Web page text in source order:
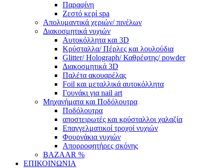
Παραφίνη
Ζεστό κερί spa
Απολυμαντικά χεριών/ πινέλων
Διακοσμητικά νυχιών
Αυτοκόλλητα και 3D
Κρύσταλλα/ Πέρλες και λουλούδια
Glitter/ Holograph/ Καθρέφτης/ powder
Διακοσμητικά 3D
Παλέτα ακουαρέλας
Foil και μεταλλικά αυτοκόλλητα
Γουνάκι για nail art
Μηχανήματα και Ποδόλουτρα
Ποδόλουτρα
αποστειρωτές και κρύσταλλοι χαλαζία
Επαγγελματικοί τροχοί νυχιών
Φουρνάκια νυχιών
Απορροφητήρες σκόνης
BAZAAR %
ΕΠΙΚΟΙΝΩΝΙΑ